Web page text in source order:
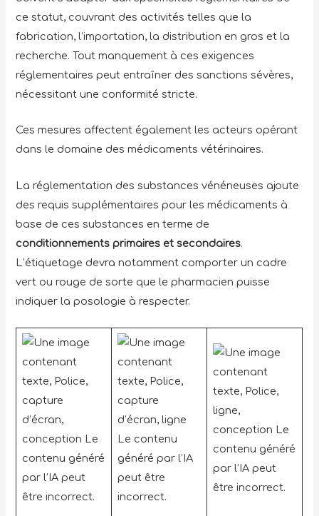
ce statut, couvrant des activités telles que la
fabrication, l’importation, la distribution en gros et la
recherche. Tout manquement à ces exigences
réglementaires peut entraîner des sanctions sévères,
nécessitant une conformité stricte.
Ces mesures affectent également les acteurs opérant
dans le domaine des médicaments vétérinaires.
La réglementation des substances vénéneuses ajoute
des requis supplémentaires pour les médicaments à
base de ces substances en terme de
conditionnements primaires et secondaires.
L’étiquetage devra notamment comporter un cadre
vert ou rouge de sorte que le pharmacien puisse
indiquer la posologie à respecter.